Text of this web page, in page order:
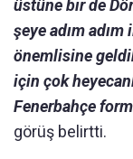
üstüne bir de
şeye adım
önemlisine
için çok
Fenerbahçe
görüş belirtti.